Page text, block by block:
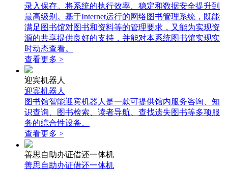
录入保存。将系统的执行效率、稳定和数据安全提升到
最高级别。基于Internet运行的网络图书管理系统，既能
满足图书馆对图书和资料等的管理要求，又能为实现资
源的共享提供良好的支持，并能对本系统图书馆实现实
时动态查看。
查看更多 >
迎宾机器人
迎宾机器人
图书馆智能迎宾机器人是一款可提供馆内服务咨询、知
识查询、图书检索、读者导航、查找遗失图书等多项服
务的综合性设备。
查看更多 >
善思自助办证借还一体机
善思自助办证借还一体机